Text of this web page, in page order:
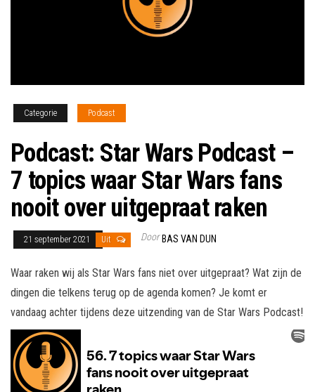
Categorie Podcast
Podcast: Star Wars Podcast –
7 topics waar Star Wars fans
nooit over uitgepraat raken
21 september 2021 Uit Door BAS VAN DUN
Waar raken wij als Star Wars fans niet over uitgepraat? Wat zijn de
dingen die telkens terug op de agenda komen? Je komt er
vandaag achter tijdens deze uitzending van de Star Wars Podcast!